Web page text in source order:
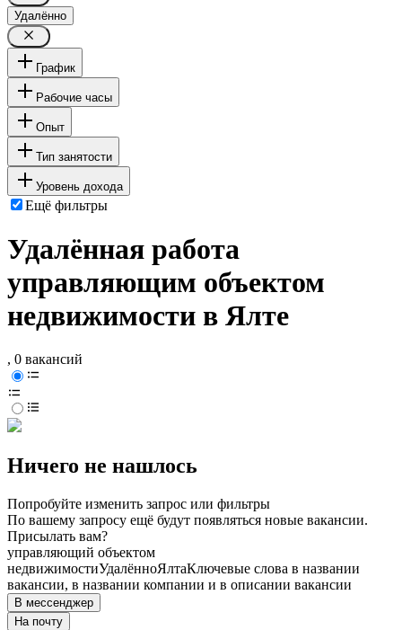
Удалённо
График
Рабочие часы
Опыт
Тип занятости
Уровень дохода
Ещё фильтры
Удалённая работа
управляющим объектом
недвижимости в Ялте
, 0 вакансий
Ничего не нашлось
Попробуйте изменить запрос или фильтры
По вашему запросу ещё будут появляться новые вакансии.
Присылать вам?
управляющий объектом
недвижимостиУдалённоЯлтаКлючевые слова в названии
вакансии, в названии компании и в описании вакансии
В мессенджер
На почту